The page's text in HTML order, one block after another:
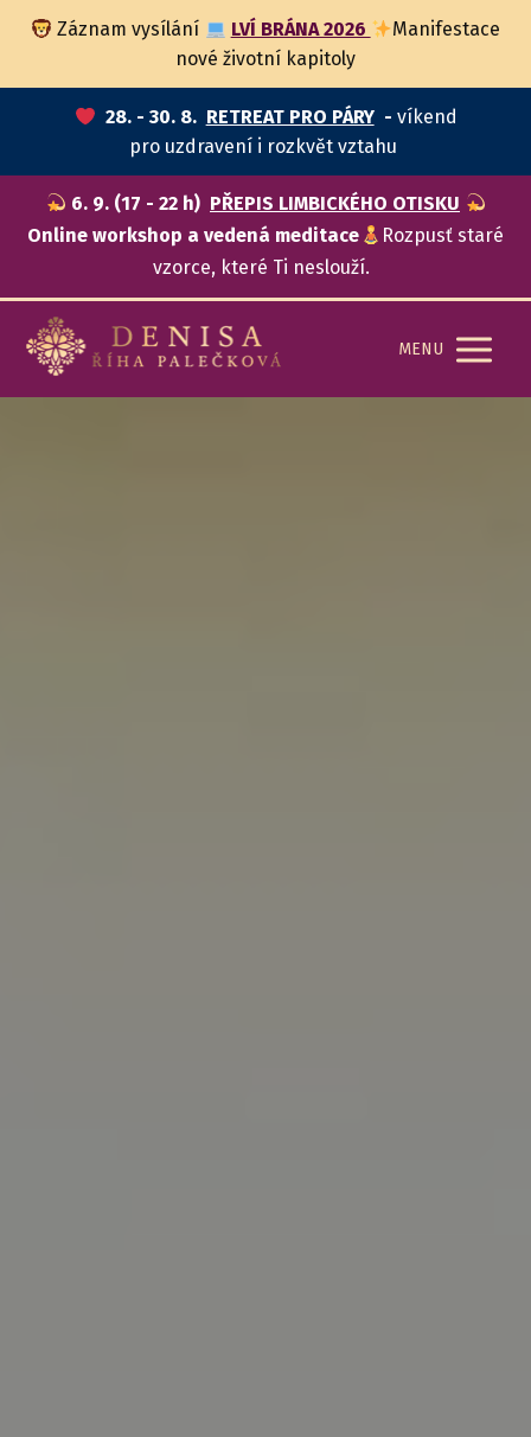
Záznam vysílání LVÍ BRÁNA 2026
Manifestace
nové životní kapitoly
28. - 30. 8. RETREAT PRO PÁRY- víkend
pro uzdravení i rozkvět vztahu
6. 9. (17 - 22 h) PŘEPIS LIMBICKÉHO OTISKU
Online workshop a vedená meditace
Rozpusť staré
vzorce, které Ti neslouží.
MENU